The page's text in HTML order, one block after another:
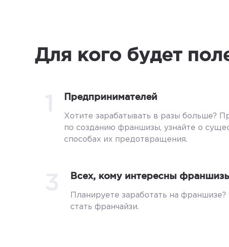
Для кого будет
Предпринимателей
Хотите зарабатывать в разы больше?
по созданию франшизы, узнайте о
способах их предотвращения.
Всех, кому интересны
Планируете заработать на
стать франчайзи.